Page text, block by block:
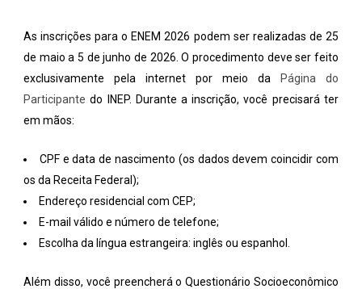
As inscrições para o ENEM 2026 podem ser realizadas de 25
de maio a 5 de junho de 2026. O procedimento deve ser feito
exclusivamente pela internet por meio da
Página do
Participante do INEP. Durante a inscrição, você precisará ter
em mãos:
CPF e data de nascimento (os dados devem coincidir com
os da Receita Federal);
Endereço residencial com CEP;
E-mail válido e número de telefone;
Escolha da língua estrangeira: inglês ou espanhol.
Além disso, você preencherá o Questionário Socioeconômico